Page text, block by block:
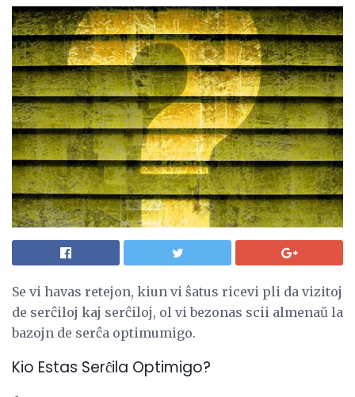
Se vi havas retejon, kiun vi ŝatus ricevi pli da vizitoj
de serĉiloj kaj serĉiloj, ol vi bezonas scii almenaŭ la
bazojn de serĉa optimumigo.
Kio Estas Serĉila Optimigo?